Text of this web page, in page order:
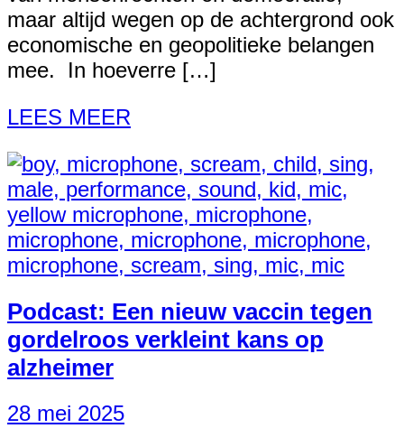
maar altijd wegen op de achtergrond ook
economische en geopolitieke belangen
mee. In hoeverre […]
LEES MEER
Podcast: Een nieuw vaccin tegen
gordelroos verkleint kans op
alzheimer
28 mei 2025